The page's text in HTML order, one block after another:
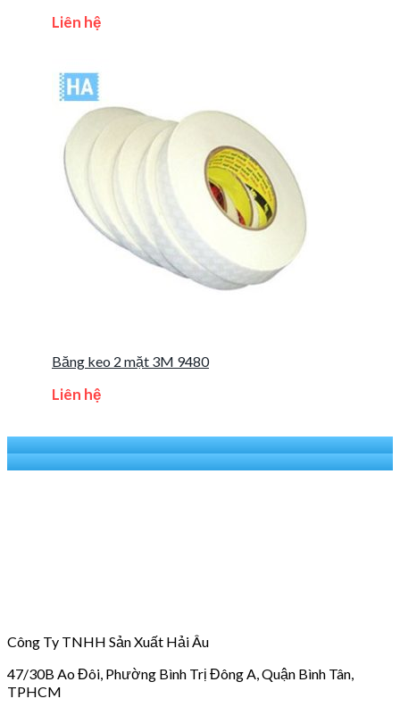
Liên hệ
Băng keo 2 mặt 3M 9480
Liên hệ
Công Ty TNHH Sản Xuất Hải Âu
47/30B Ao Đôi, Phường Bình Trị Đông A, Quận Bình Tân,
TPHCM